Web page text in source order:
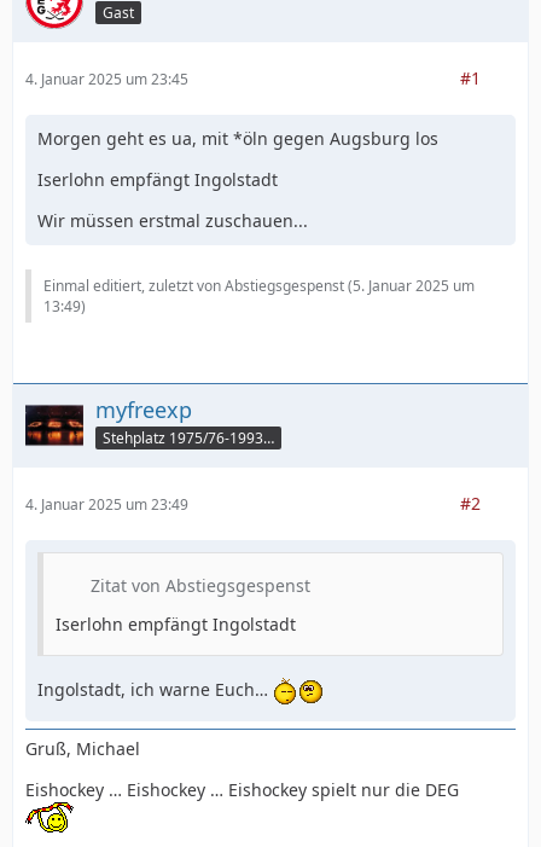
Gast
4. Januar 2025 um 23:45 #1
Morgen geht es ua, mit *öln gegen Augsburg los
Iserlohn empfängt Ingolstadt
Wir müssen erstmal zuschauen...
Einmal editiert, zuletzt von Abstiegsgespenst (5. Januar 2025 um
13:49)
myfreexp
Stehplatz 1975/76-1993/94
4. Januar 2025 um 23:49 #2
Zitat von Abstiegsgespenst
Iserlohn empfängt Ingolstadt
Ingolstadt, ich warne Euch…
Gruß, Michael
Eishockey … Eishockey … Eishockey spielt nur die DEG